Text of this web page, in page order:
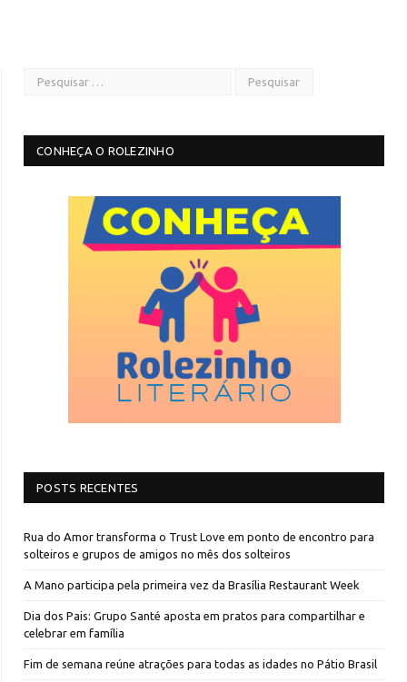
CONHEÇA O ROLEZINHO
POSTS RECENTES
Rua do Amor transforma o Trust Love em ponto de encontro para
solteiros e grupos de amigos no mês dos solteiros
A Mano participa pela primeira vez da Brasília Restaurant Week
Dia dos Pais: Grupo Santé aposta em pratos para compartilhar e
celebrar em família
Fim de semana reúne atrações para todas as idades no Pátio Brasil